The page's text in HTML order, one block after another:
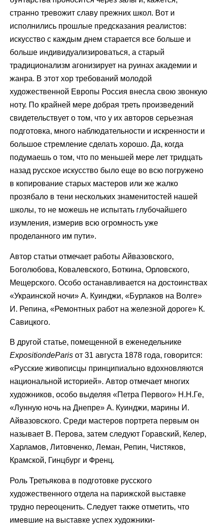
странно тревожит славу прежних школ. Вот и
исполнились прошлые предсказания реалистов:
искусство с каждым днем старается все больше и
больше индивидуализироваться, а старый
традиционализм агонизирует на руинах академии и
жанра. В этот хор требований молодой
художественной Европы Россия внесла свою звонкую
ноту. По крайней мере добрая треть произведений
свидетельствует о том, что у их авторов серьезная
подготовка, много наблюдательности и искренности и
большое стремление сделать хорошо. Да, когда
подумаешь о том, что по меньшей мере лет тридцать
назад русское искусство было еще во всю погружено
в копирование старых мастеров или же жалко
прозябало в тени нескольких знаменитостей нашей
школы, то не можешь не испытать глубочайшего
изумления, измерив всю огромность уже
проделанного им пути».
Автор статьи отмечает работы Айвазовского,
Боголюбова, Ковалевского, Боткина, Орловского,
Мещерского. Особо останавливается на достоинствах
«Украинской ночи» А. Куинджи, «Бурлаков на Волге»
И. Репина, «Ремонтных работ на железной дороге» К.
Савицкого.
В другой статье, помещенной в еженедельнике
ExpositiondeParis от 31 августа 1878 года, говорится:
«Русские живописцы принципиально вдохновляются
национальной историей». Автор отмечает многих
художников, особо выделяя «Петра Первого» Н.Н.Ге,
«Лунную ночь на Днепре» А. Куинджи, марины И.
Айвазовского. Среди мастеров портрета первым он
называет В. Перова, затем следуют Горавский, Келер,
Харламов, Литовченко, Леман, Репин, Чистяков,
Крамской, Гинцбург и Френц.
Роль Третьякова в подготовке русского
художественного отдела на парижской выставке
трудно переоценить. Следует также отметить, что
имевшие на выставке успех художники-